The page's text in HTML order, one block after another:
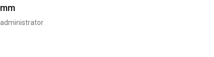
mm
administrator